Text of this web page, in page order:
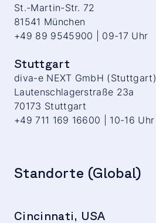
St.-Martin-Str. 72
81541 München
+49 89 9545900 | 09-17 Uhr
Stuttgart
diva-e NEXT GmbH (Stuttgart)
Lautenschlagerstraße 23a
70173 Stuttgart
+49 711 169 16600 | 10-16 Uhr
Standorte (Global)
Cincinnati, USA